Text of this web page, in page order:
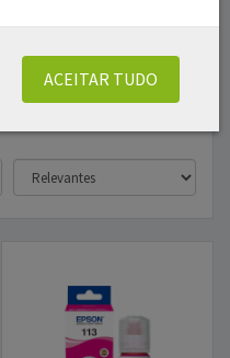
ACEITAR TUDO